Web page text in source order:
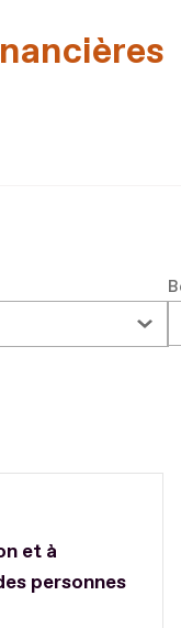
et à
personnes